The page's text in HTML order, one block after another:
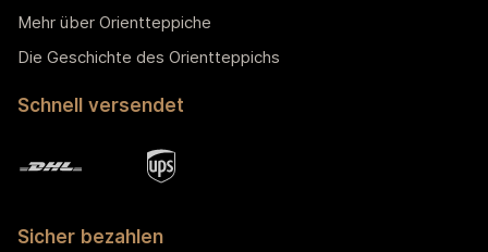
Mehr über Orientteppiche
Die Geschichte des Orientteppichs
Schnell versendet
Sicher bezahlen